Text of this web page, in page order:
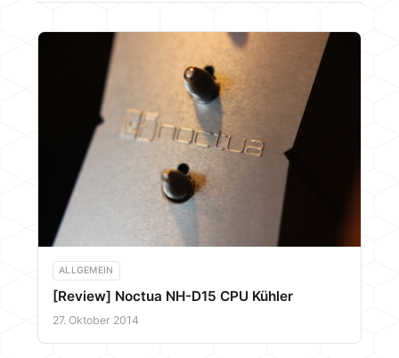
ALLGEMEIN
[Review] Noctua NH-D15 CPU Kühler
27. Oktober 2014